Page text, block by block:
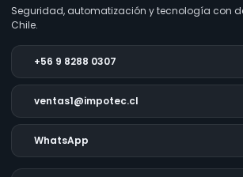
Seguridad, automatización y tecnología con
Chile.
+56 9 8288 0307
ventas1@impotec.cl
WhatsApp